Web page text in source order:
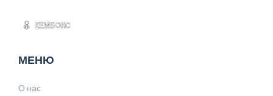
МЕНЮ
О нас